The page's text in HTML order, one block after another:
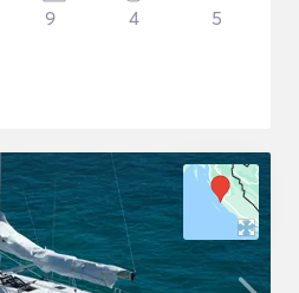
9 4 5